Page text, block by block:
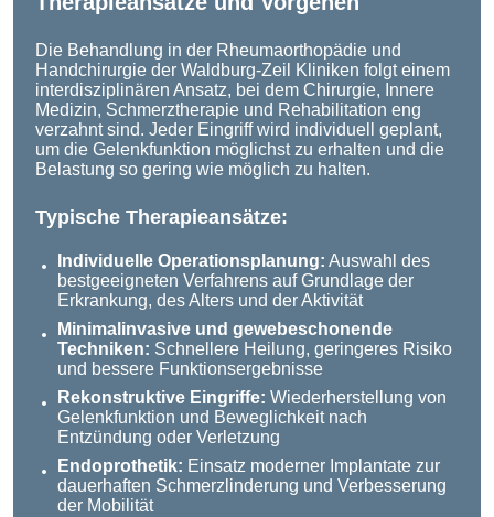
Die Behandlung in der Rheumaorthopädie und
Handchirurgie der Waldburg-Zeil Kliniken folgt einem
interdisziplinären Ansatz, bei dem Chirurgie, Innere
Medizin, Schmerztherapie und Rehabilitation eng
verzahnt sind. Jeder Eingriff wird individuell geplant,
um die Gelenkfunktion möglichst zu erhalten und die
Belastung so gering wie möglich zu halten.
Typische Therapieansätze:
Individuelle Operationsplanung: Auswahl des
bestgeeigneten Verfahrens auf Grundlage der
Erkrankung, des Alters und der Aktivität
Minimalinvasive und gewebeschonende
Techniken: Schnellere Heilung, geringeres Risiko
und bessere Funktionsergebnisse
Rekonstruktive Eingriffe: Wiederherstellung von
Gelenkfunktion und Beweglichkeit nach
Entzündung oder Verletzung
Endoprothetik: Einsatz moderner Implantate zur
dauerhaften Schmerzlinderung und Verbesserung
der Mobilität